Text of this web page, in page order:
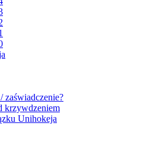
zaświadczenie?
krzywdzeniem
Unihokeja